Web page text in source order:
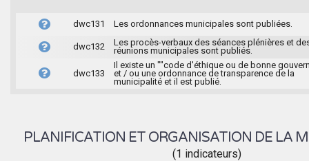
dwc131 Les ordonnances municipales sont publiées.
dwc132
Les procès-verbaux des séances plénières et
réunions municipales sont publiés.
dwc133
Il existe un ""code d'éthique ou de bonne
et / ou une ordonnance de transparence de la
municipalité et il est publié.
PLANIFICATION ET ORGANISATION DE LA
(1 indicateurs)